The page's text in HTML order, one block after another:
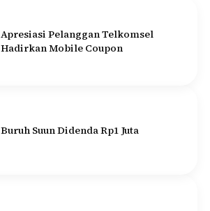
Apresiasi Pelanggan Telkomsel
Hadirkan Mobile Coupon
Buruh Suun Didenda Rp1 Juta